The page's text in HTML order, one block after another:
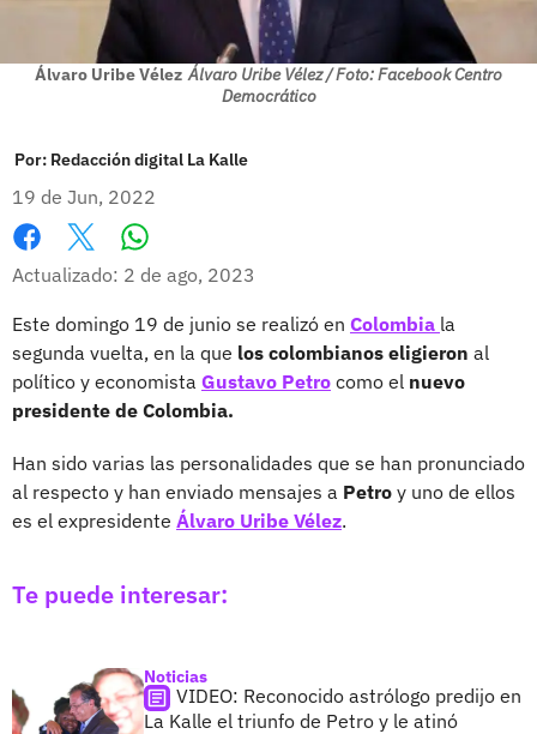
Álvaro Uribe Vélez Álvaro Uribe Vélez / Foto: Facebook Centro
Democrático
Por: Redacción digital La Kalle
19 de Jun, 2022
Facebook
X
Actualizado: 2 de ago, 2023
Este domingo 19 de junio se realizó en Colombia la
segunda vuelta, en la que los colombianos eligieron al
político y economista Gustavo Petro como el nuevo
presidente de Colombia.
Han sido varias las personalidades que se han pronunciado
al respecto y han enviado mensajes a Petro y uno de ellos
es el expresidente Álvaro Uribe Vélez.
Te puede interesar:
Noticias
VIDEO: Reconocido astrólogo predijo en
La Kalle el triunfo de Petro y le atinó